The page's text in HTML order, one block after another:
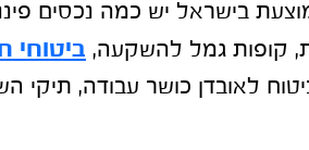
בישראל יש כמה נכסים
קופות גמל להשקעה, ביטוחי
לאובדן כושר עבודה, תיקי